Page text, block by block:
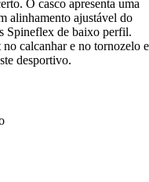
O casco apresenta uma
alinhamento ajustável do
Spineflex de baixo perfil.
calcanhar e no tornozelo e
desportivo.